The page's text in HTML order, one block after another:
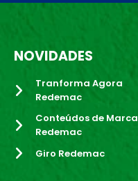
NOVIDADES
Tranforma Agora
Redemac
Conteúdos de Marca
Redemac
Giro Redemac